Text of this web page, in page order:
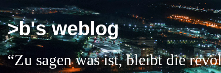
>b's weblog
“Zu sagen was ist, bleibt die